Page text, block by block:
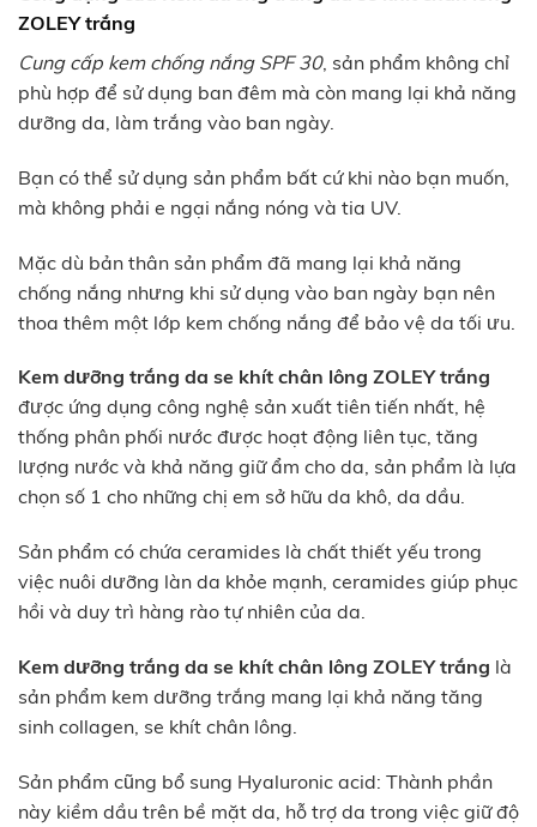
ZOLEY trắng
Cung cấp kem chống nắng SPF 30, sản phẩm không chỉ
phù hợp để sử dụng ban đêm mà còn mang lại khả năng
dưỡng da, làm trắng vào ban ngày.
Bạn có thể sử dụng sản phẩm bất cứ khi nào bạn muốn,
mà không phải e ngại nắng nóng và tia UV.
Mặc dù bản thân sản phẩm đã mang lại khả năng
chống nắng nhưng khi sử dụng vào ban ngày bạn nên
thoa thêm một lớp kem chống nắng để bảo vệ da tối ưu.
Kem dưỡng trắng da se khít chân lông ZOLEY trắng
được ứng dụng công nghệ sản xuất tiên tiến nhất, hệ
thống phân phối nước được hoạt động liên tục, tăng
lượng nước và khả năng giữ ẩm cho da, sản phẩm là lựa
chọn số 1 cho những chị em sở hữu da khô, da dầu.
Sản phẩm có chứa ceramides là chất thiết yếu trong
việc nuôi dưỡng làn da khỏe mạnh, ceramides giúp phục
hồi và duy trì hàng rào tự nhiên của da.
Kem dưỡng trắng da se khít chân lông ZOLEY trắng là
sản phẩm kem dưỡng trắng mang lại khả năng tăng
sinh collagen, se khít chân lông.
Sản phẩm cũng bổ sung Hyaluronic acid: Thành phần
này kiềm dầu trên bề mặt da, hỗ trợ da trong việc giữ độ